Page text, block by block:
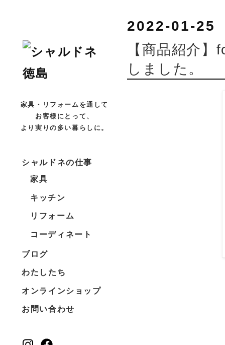
家具・リフォームを通して
お客様にとって、
より実りの多い暮らしに。
シャルドネの仕事
家具
キッチン
リフォーム
コーディネート
ブログ
わたしたち
オンラインショップ
お問い合わせ
2022-01-25
【商品紹介
しました。